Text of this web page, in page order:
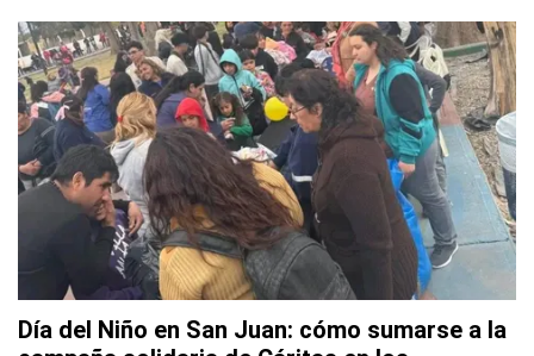
Día del Niño en San Juan: cómo sumarse a la